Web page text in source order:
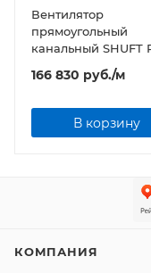
Вентилятор
прямоугольный
канальный SHUFT
800х500-4 VIM
166 830 руб./м
В корзину
КОМПАНИЯ